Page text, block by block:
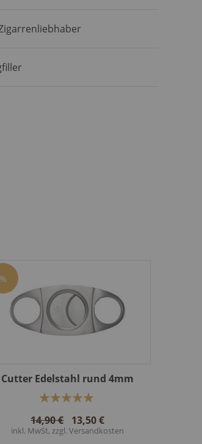
%
Cutter Edelstahl rund 4mm
13,50 €
inkl. MwSt, zzgl.Versandkosten
14,90 €
Bewertung: